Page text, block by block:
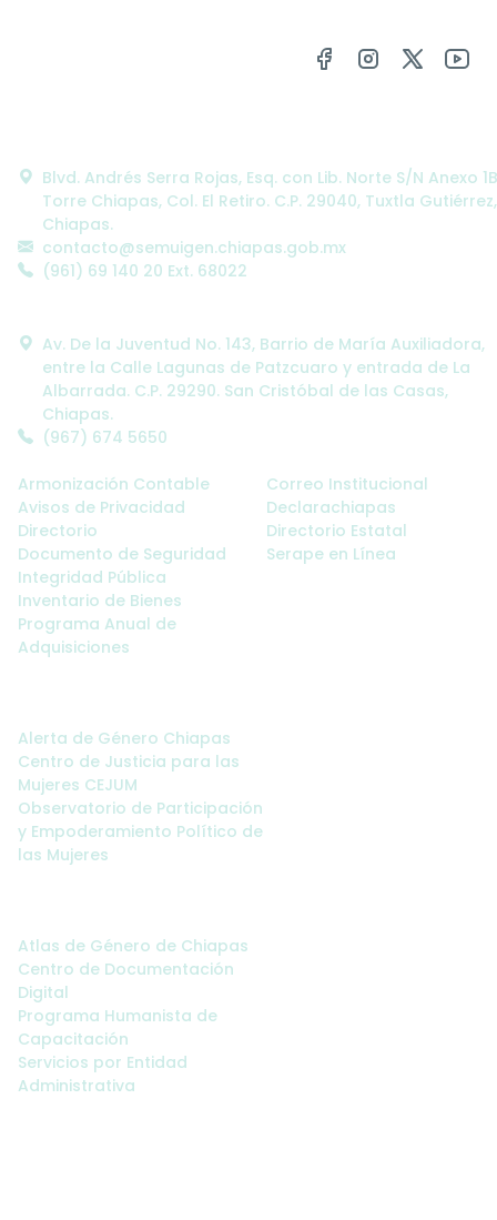
Blvd. Andrés Serra Rojas, Esq. con Lib. Norte S/N Anexo 1B
Torre Chiapas, Col. El Retiro. C.P. 29040, Tuxtla Gutiérrez,
Chiapas.
contacto@semuigen.chiapas.gob.mx
(961) 69 140 20 Ext. 68022
Av. De la Juventud No. 143, Barrio de María Auxiliadora,
entre la Calle Lagunas de Patzcuaro y entrada de La
Albarrada. C.P. 29290. San Cristóbal de las Casas,
Chiapas.
(967) 674 5650
Armonización Contable
Avisos de Privacidad
Directorio
Documento de Seguridad
Integridad Pública
Inventario de Bienes
Programa Anual de
Adquisiciones
Correo Institucional
Declarachiapas
Directorio Estatal
Serape en Línea
Alerta de Género Chiapas
Centro de Justicia para las
Mujeres CEJUM
Observatorio de Participación
y Empoderamiento Político de
las Mujeres
Atlas de Género de Chiapas
Centro de Documentación
Digital
Programa Humanista de
Capacitación
Servicios por Entidad
Administrativa